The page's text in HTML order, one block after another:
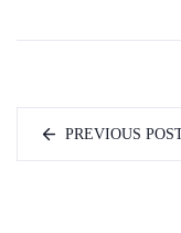
PREVIOUS